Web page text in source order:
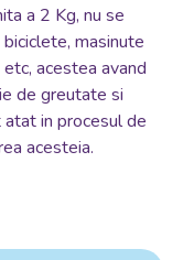
a 2 Kg, nu se
masinute
acestea avand
de greutate si
in procesul de
acesteia.